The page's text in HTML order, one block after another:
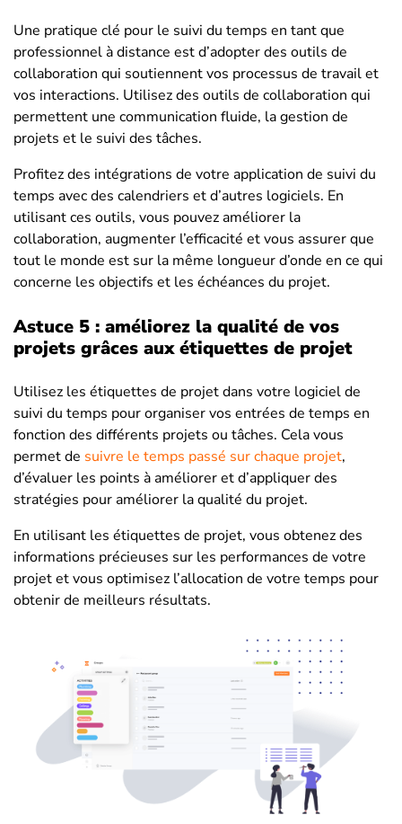
Une pratique clé pour le suivi du temps en tant que
professionnel à distance est d’adopter des outils de
collaboration qui soutiennent vos processus de travail et
vos interactions. Utilisez des outils de collaboration qui
permettent une communication fluide, la gestion de
projets et le suivi des tâches.
Profitez des intégrations de votre application de suivi du
temps avec des calendriers et d’autres logiciels. En
utilisant ces outils, vous pouvez améliorer la
collaboration, augmenter l’efficacité et vous assurer que
tout le monde est sur la même longueur d’onde en ce qui
concerne les objectifs et les échéances du projet.
Astuce 5 : améliorez la qualité de vos
projets grâces aux étiquettes de projet
Utilisez les étiquettes de projet dans votre logiciel de
suivi du temps pour organiser vos entrées de temps en
fonction des différents projets ou tâches. Cela vous
permet de suivre le temps passé sur chaque projet,
d’évaluer les points à améliorer et d’appliquer des
stratégies pour améliorer la qualité du projet.
En utilisant les étiquettes de projet, vous obtenez des
informations précieuses sur les performances de votre
projet et vous optimisez l’allocation de votre temps pour
obtenir de meilleurs résultats.